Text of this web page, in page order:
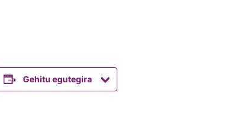
Gehitu egutegira